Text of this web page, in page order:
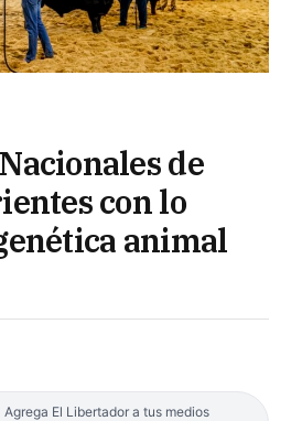
de
con lo
animal
Agrega El Libertador a tus medios